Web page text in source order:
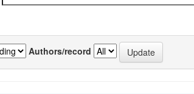
Authors/record